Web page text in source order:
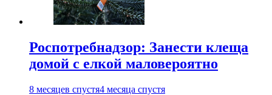
Роспотребнадзор: Занести клеща
домой с елкой маловероятно
8 месяцев спустя4 месяца спустя